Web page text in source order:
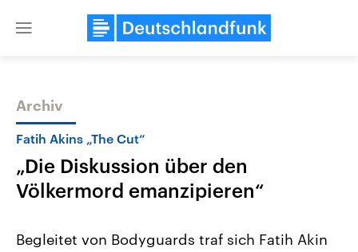
Close
Themen
Archiv
Fatih Akins „The Cut“
„Die Diskussion über den
Völkermord emanzipieren“
Begleitet von Bodyguards traf sich Fatih Akin